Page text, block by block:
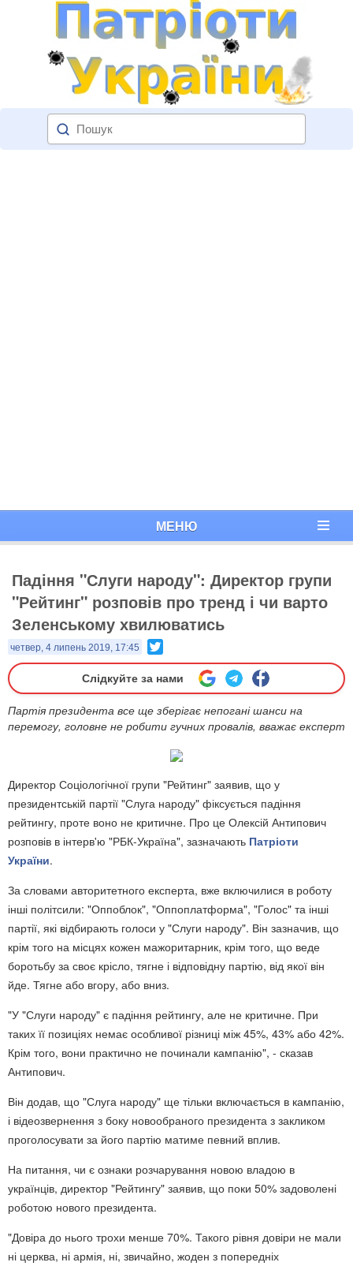
МЕНЮ
Падіння "Слуги народу": Директор групи
"Рейтинг" розповів про тренд і чи варто
Зеленському хвилюватись
четвер, 4 липень 2019, 17:45
Слідкуйте за нами
Партія президента все ще зберігає непогані шанси на
перемогу, головне не робити гучних провалів, вважає експерт
Директор Соціологічної групи "Рейтинг" заявив, що у
президентській партії "Слуга народу" фіксується падіння
рейтингу, проте воно не критичне. Про це Олексій Антипович
розповів в інтерв'ю "РБК-Україна", зазначають Патріоти
України.
За словами авторитетного експерта, вже включилися в роботу
інші політсили: "Оппоблок", "Оппоплатформа", "Голос" та інші
партії, які відбирають голоси у "Слуги народу". Він зазначив, що
крім того на місцях кожен мажоритарник, крім того, що веде
боротьбу за своє крісло, тягне і відповідну партію, від якої він
йде. Тягне або вгору, або вниз.
"У "Слуги народу" є падіння рейтингу, але не критичне. При
таких її позиціях немає особливої різниці між 45%, 43% або 42%.
Крім того, вони практично не починали кампанію", - сказав
Антипович.
Він додав, що "Слуга народу" ще тільки включається в кампанію,
і відеозвернення з боку новообраного президента з закликом
проголосувати за його партію матиме певний вплив.
На питання, чи є ознаки розчарування новою владою в
українців, директор "Рейтингу" заявив, що поки 50% задоволені
роботою нового президента.
"Довіра до нього трохи менше 70%. Такого рівня довіри не мали
ні церква, ні армія, ні, звичайно, жоден з попередніх